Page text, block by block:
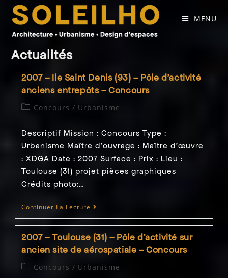
Skip
content
MENU
Actualités
2007 – Ile Saint Denis (93) – Pôle d’activité
anciens entrepôts – Concours
PostConcours / Urbanisme
Descriptif Mission : Concours Type :
Urbanisme Maître d'ouvrage : Maître d’œuvre
: XDGA Date : 2007 Surface : Prix : Lieu :
Toulouse (31) projet pièces graphiques
Crédits photo:…
Continuer La Lecture 2007
–
Ile
Saint
Denis
(93)
–
Pôle
D’activité
2007 – Toulouse (31) – Pôle d’activité sur
ancien site de aérospatiale – Concours
PostConcours / Urbanisme